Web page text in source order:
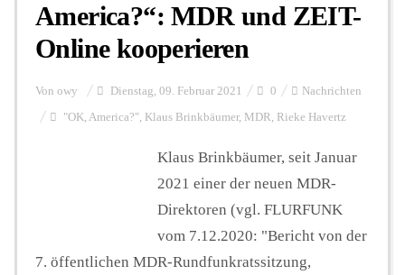
America?“: MDR und ZEIT-
Online kooperieren
Von owy Dienstag, 09. Februar 2021 0 Nachrichten
"OK, America?", Klaus Brinkbäumer, MDR, Rieke Havertz
Klaus Brinkbäumer, seit Januar
2021 einer der neuen MDR-
Direktoren (vgl. FLURFUNK
vom 7.12.2020: "Bericht von der
7. öffentlichen MDR-Rundfunkratssitzung,